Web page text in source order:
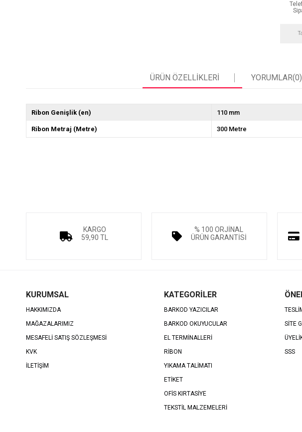
ÜRÜN ÖZELLIKLERI YORUMLAR(0)
Ribon Genişlik (en) 110 mm
Ribon Metraj (Metre) 300 Metre
KARGO
59,90 TL
% 100 ORJİNAL
ÜRÜN GARANTİSİ
KURUMSAL
HAKKIMIZDA
MAĞAZALARIMIZ
MESAFELİ SATIŞ SÖZLEŞMESİ
KVK
İLETİŞİM
KATEGORİLER
BARKOD YAZICILAR
BARKOD OKUYUCULAR
EL TERMİNALLERİ
RİBON
YIKAMA TALİMATI
ETİKET
OFİS KIRTASİYE
TEKSTİL MALZEMELERİ
SİTE
SSS